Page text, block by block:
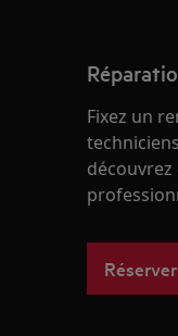
Fixez un
découvrez